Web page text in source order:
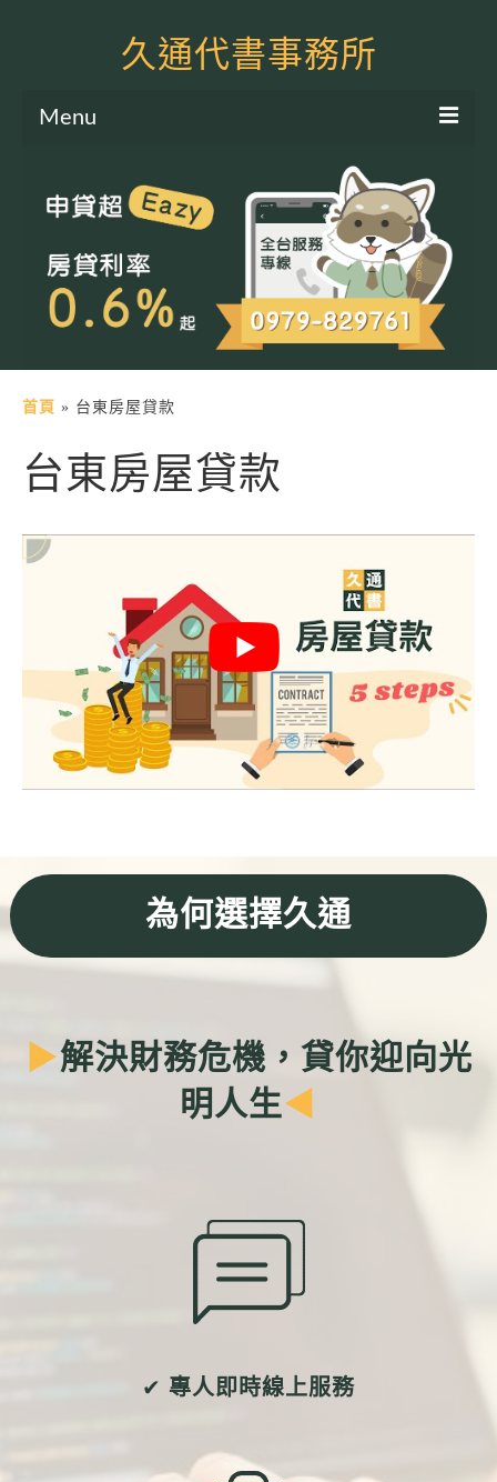
久通代書事務所
Menu
土地二胎申貸
房屋二胎申貸
軍公教貸款
土地貸款
房屋貸款
信用貸款
代書貸款
銀行貸款
其他貸款
申貸Q&A
久通專欄
房產Q&A
首頁 » 台東房屋貸款
台東房屋貸款
為何選擇久通
▶解決財務危機，貸你迎向光
明人生◀
✔ 專人即時線上服務